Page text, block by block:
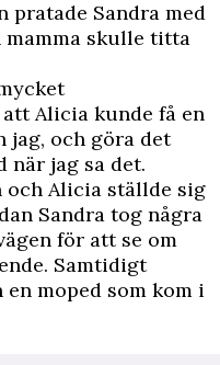
pratade Sandra med
skulle titta
Alicia kunde få en
jag, och göra det
när jag sa det.
Alicia ställde sig
Sandra tog några
för att se om
Samtidigt
moped som kom i